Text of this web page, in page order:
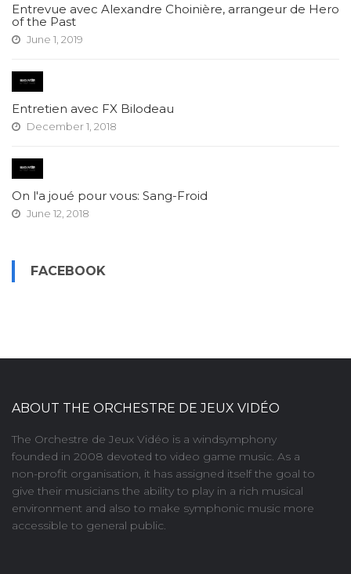
Entrevue avec Alexandre Choinière, arrangeur de Hero
of the Past
June 1, 2019
Entretien avec FX Bilodeau
December 1, 2018
On l'a joué pour vous: Sang-Froid
June 12, 2018
FACEBOOK
ABOUT THE ORCHESTRE DE JEUX VIDÉO
The Orchestre de Jeux Vidéo is a windsymphony
founded in 2008 devoted to video game music. As a
non-profit organisation, it has assigned itself the goal to
give their musicians the ability to play in a rich musical
environment and also to make symphonic music more
accessible to general public.